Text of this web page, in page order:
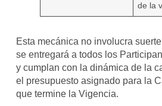
de la
Esta mecánica no involucra
se entregará a todos los
y cumplan con la dinámica de la
el presupuesto asignado para la
que termine la Vigencia.